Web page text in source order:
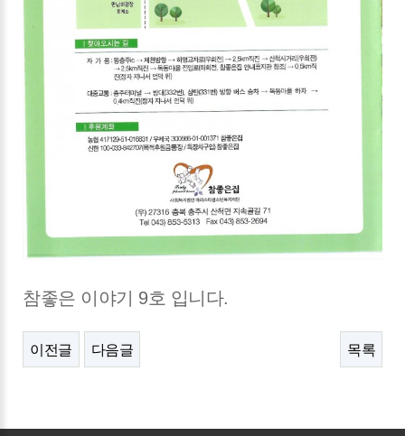
참좋은 이야기 9호 입니다.
이전글 다음글 목록